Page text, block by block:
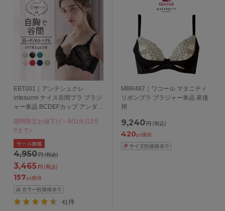
EBT001｜アンテシュクレ
intesucre ナイス谷間ブラ ブラジ
ャー単品 BCDEFカップ アンダー
期間限定お値下げ～9/1(火)13:5
9まで♪
4,950円(税込)
セール価格
3,465円 (税込)
157pt獲得
41件
MBR487｜ワコール マタニティ
リボンブラ ブラジャー単品 産後
用
9,240 円 (税込)
420pt獲得